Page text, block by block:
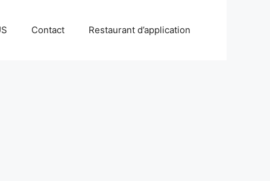
Contact Restaurant d’application